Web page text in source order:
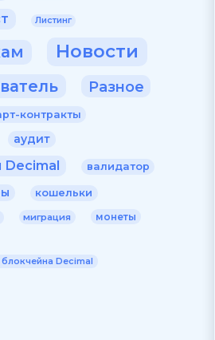
Листинг
Новости
Разное
контракты
аудит
Decimal валидатор
кошельки
миграция монеты
Decimal